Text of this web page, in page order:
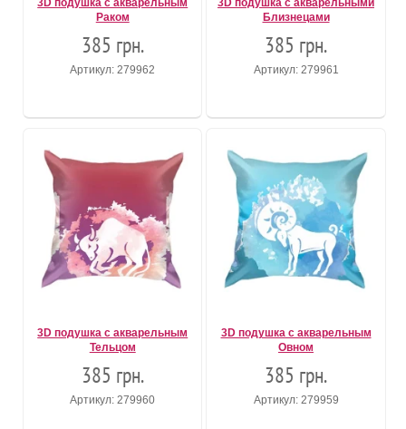
3D подушка с акварельным
Раком
385 грн.
Артикул: 279962
3D подушка с акварельными
Близнецами
385 грн.
Артикул: 279961
3D подушка с акварельным
Тельцом
385 грн.
Артикул: 279960
3D подушка с акварельным
Овном
385 грн.
Артикул: 279959